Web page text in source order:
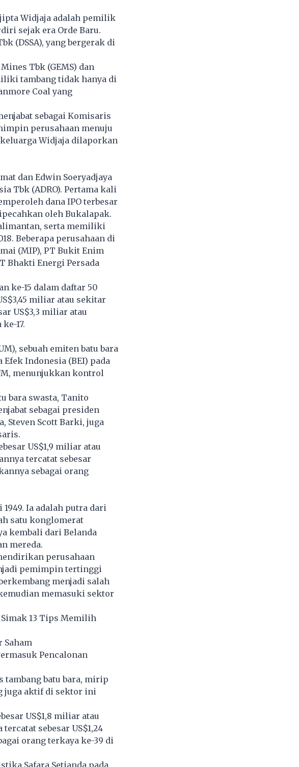
Widjaja adalah pemilik
sejak era Orde Baru.
(DSSA), yang bergerak di
Tbk (GEMS) dan
tambang tidak hanya di
Coal yang
sebagai Komisaris
perusahaan menuju
Widjaja dilaporkan
dan Edwin Soeryadjaya
Tbk (ADRO). Pertama kali
dana IPO terbesar
oleh Bukalapak.
serta memiliki
Beberapa perusahaan di
(MIP), PT Bukit Enim
Bhakti Energi Persada
ke-15 dalam daftar 50
miliar atau sekitar
US$3,3 miliar atau
17.
sebuah emiten batu bara
Indonesia (BEI) pada
menunjukkan kontrol
bara swasta, Tanito
sebagai presiden
Steven Scott Barki, juga
US$1,9 miliar atau
tercatat sebesar
sebagai orang
1949. Ia adalah putra dari
satu konglomerat
kembali dari Belanda
mereda.
perusahaan
pemimpin tertinggi
menjadi salah
memasuki sektor
Simak 13 Tips Memilih
Saham
Pencalonan
tambang batu bara, mirip
juga aktif di sektor ini
US$1,8 miliar atau
sebesar US$1,24
orang terkaya ke-39 di